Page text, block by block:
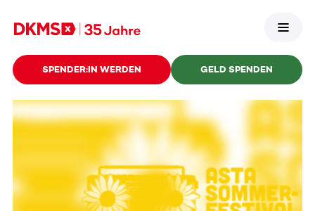
SPENDER:IN WERDEN GELD SPENDEN